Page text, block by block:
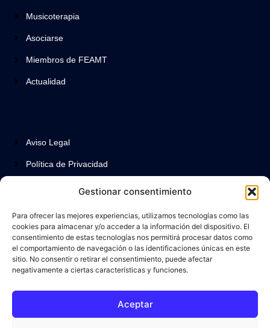
Gestionar consentimiento
Para ofrecer las mejores experiencias, utilizamos tecnologías como las
cookies para almacenar y/o acceder a la información del dispositivo. El
consentimiento de estas tecnologías nos permitirá procesar datos como
el comportamiento de navegación o las identificaciones únicas en este
sitio. No consentir o retirar el consentimiento, puede afectar
negativamente a ciertas características y funciones.
Aceptar
Musicoterapia
Asociarse
Miembros de FEAMT
Actualidad
Aviso Legal
Política de Privacidad
Contactar
Musicoterapia (FEAMT) trabaja por el reconocimiento, la
profesionalización y la visibilidad de la musicoterapia como